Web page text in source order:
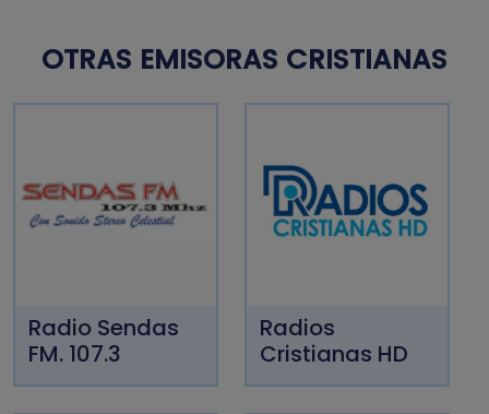
OTRAS EMISORAS CRISTIANAS
Radio Sendas
FM. 107.3
Radios
Cristianas HD